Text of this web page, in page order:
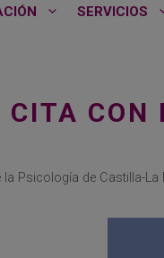
SERVICIOS
CON
la Psicología de Castilla-La